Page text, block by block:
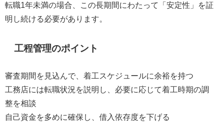
転職1年未満の場合、この長期間にわたって「安定性」を証
明し続ける必要があります。
工程管理のポイント
審査期間を見込んで、着工スケジュールに余裕を持つ
工務店には転職状況を説明し、必要に応じて着工時期の調
整を相談
自己資金を多めに確保し、借入依存度を下げる